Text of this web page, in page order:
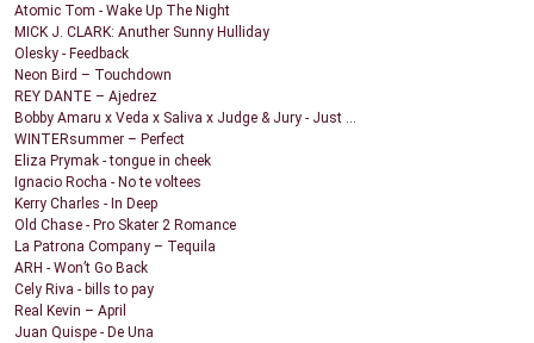
Atomic Tom - Wake Up The Night
MICK J. CLARK: Anuther Sunny Hulliday
Olesky - Feedback
Neon Bird – Touchdown
REY DANTE – Ajedrez
Bobby Amaru x Veda x Saliva x Judge & Jury - Just ...
WINTERsummer – Perfect
Eliza Prymak - tongue in cheek
Ignacio Rocha - No te voltees
Kerry Charles - In Deep
Old Chase - Pro Skater 2 Romance
La Patrona Company – Tequila
ARH - Won’t Go Back
Cely Riva - bills to pay
Real Kevin – April
Juan Quispe - De Una